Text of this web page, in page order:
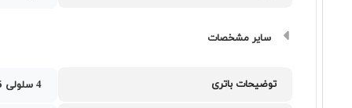
سایر مشخصات
توضیحات باتری 4 سلولی 57.5 وات ساعت